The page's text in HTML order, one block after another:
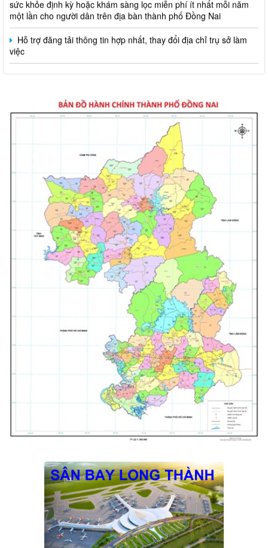
Hỗ trợ đăng tải thông tin hợp nhất, thay đổi địa chỉ trụ sở làm
Công khai thông tin vi phạm pháp luật trong lĩnh vực đất đai, tại